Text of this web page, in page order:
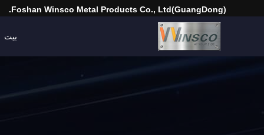
(GuangDong)Foshan Winsco Metal Products Co., Ltd.
بيت